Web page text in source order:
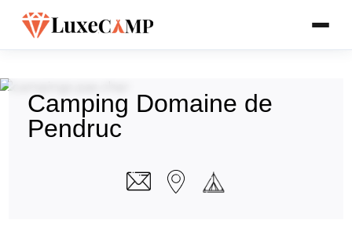
Camping Domaine de
Pendruc